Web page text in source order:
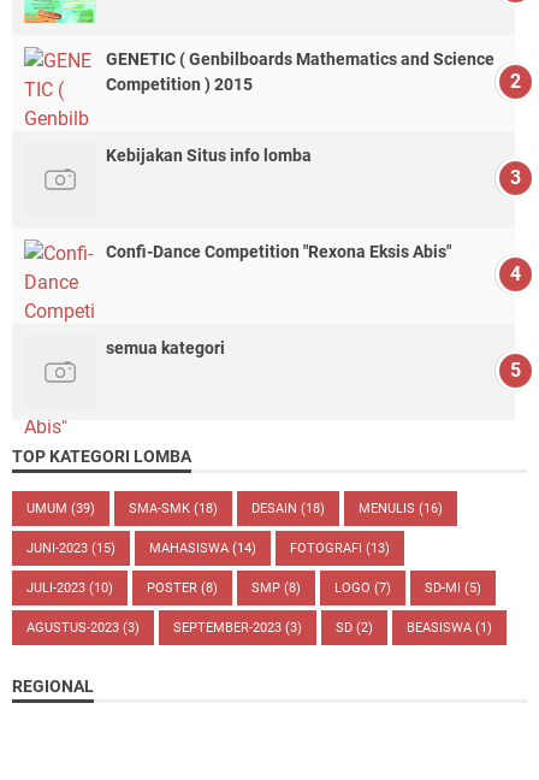
GENETIC ( Genbilboards Mathematics and Science
Competition ) 2015
Kebijakan Situs info lomba
Confi-Dance Competition "Rexona Eksis Abis"
semua kategori
TOP KATEGORI LOMBA
UMUM (39) SMA-SMK (18) DESAIN (18) MENULIS (16)
JUNI-2023 (15) MAHASISWA (14) FOTOGRAFI (13)
JULI-2023 (10) POSTER (8) SMP (8) LOGO (7) SD-MI (5)
AGUSTUS-2023 (3) SEPTEMBER-2023 (3) SD (2) BEASISWA (1)
REGIONAL